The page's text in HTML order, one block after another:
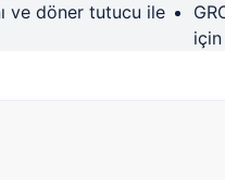
ve döner tutucu ile